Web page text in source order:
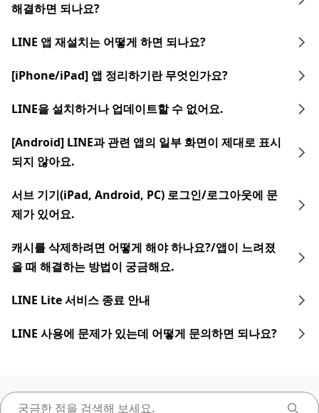
해결하면 되나요?
LINE 앱 재설치는 어떻게 하면 되나요?
[iPhone/iPad] 앱 정리하기란 무엇인가요?
LINE을 설치하거나 업데이트할 수 없어요.
[Android] LINE과 관련 앱의 일부 화면이 제대로 표시
되지 않아요.
서브 기기(iPad, Android, PC) 로그인/로그아웃에 문
제가 있어요.
캐시를 삭제하려면 어떻게 해야 하나요?/앱이 느려졌
을 때 해결하는 방법이 궁금해요.
LINE Lite 서비스 종료 안내
LINE 사용에 문제가 있는데 어떻게 문의하면 되나요?